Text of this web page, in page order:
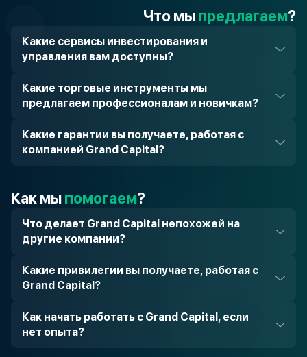
Что мыпредлагаем?
Какие сервисы инвестирования и
управления вам доступны?
Какие торговые инструменты мы
предлагаем профессионалам и новичкам?
Какие гарантии вы получаете, работая с
компанией Grand Capital?
Как мыпомогаем?
Что делает Grand Capital непохожей на
другие компании?
Какие привилегии вы получаете, работая с
Grand Capital?
Как начать работать с Grand Capital, если
нет опыта?